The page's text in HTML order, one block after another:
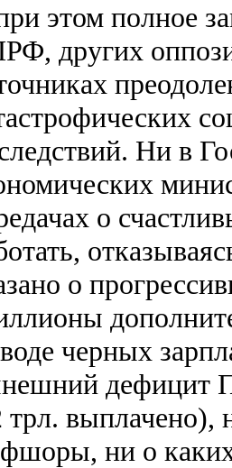
этом полное
других
Ни в
о
о
черных
дефицит
трл. выплачено),
ни о каких